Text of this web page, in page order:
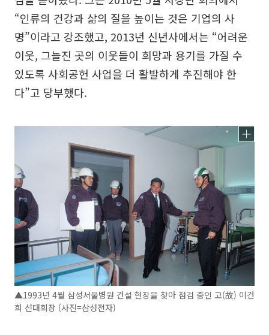
“인류의 건강과 삶의 질을 높이는 것은 기업의 사
명”이라고 강조했고, 2013년 신년사에서는 “어려운
이웃, 그늘진 곳의 이웃들이 희망과 용기를 가질 수
있도록 사회공헌 사업을 더 활발하게 추진해야 한
다”고 당부했다.
▲1993년 4월 삼성서울병원 건설 현장을 찾아 점검 중인 고(故) 이건
희 선대회장 (사진=삼성전자)